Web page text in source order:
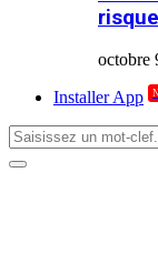
octobre
Installer App
Search
for:
Primary